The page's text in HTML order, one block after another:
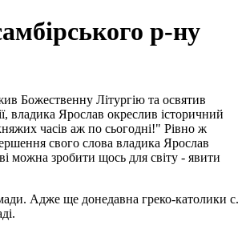
р-ну
Божественну Літургію та освятив
владика Ярослав окреслив історичний
часів аж по сьогодні!" Рівно ж
свого слова владика Ярослав
можна зробити щось для світу - явити
Адже ще донедавна греко-католики с.